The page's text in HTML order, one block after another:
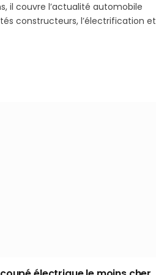
il couvre l’actualité automobile
constructeurs, l’électrification et